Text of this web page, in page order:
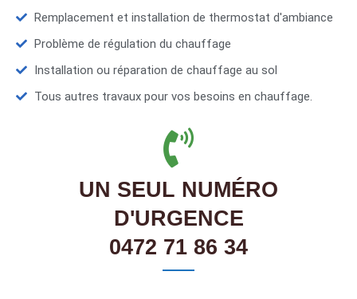
Remplacement et installation de thermostat d'ambiance
Problème de régulation du chauffage
Installation ou réparation de chauffage au sol
Tous autres travaux pour vos besoins en chauffage.
UN SEUL NUMÉRO
D'URGENCE
0472 71 86 34